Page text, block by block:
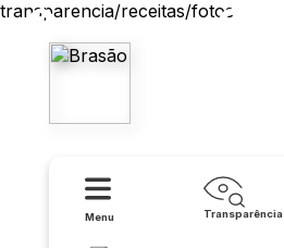
transparencia/receitas/fotos
Menu Transparência